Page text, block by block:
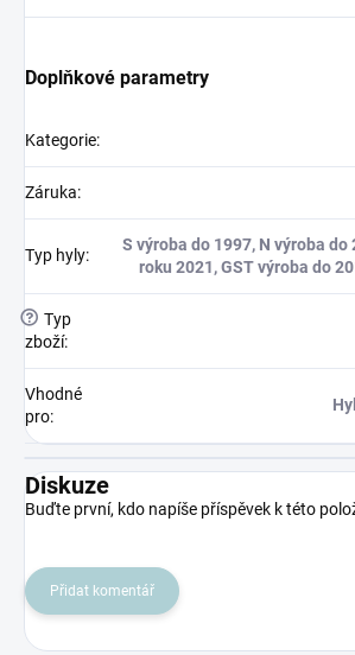
Doplňkové parametry
Kategorie:
Záruka:
Typ hyly:
S výroba do 1997, N výroba do
roku 2021, GST výroba do
? Typ
zboží:
Vhodné
pro:
Diskuze
Buďte první, kdo napíše příspěvek k této
Přidat komentář